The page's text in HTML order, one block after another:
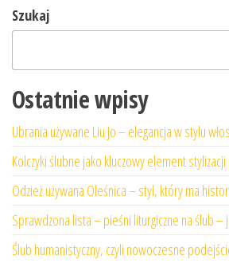
Szukaj
Ostatnie wpisy
Ubrania używane Liu Jo – elegancja w stylu
Kolczyki ślubne jako kluczowy element
Odzież używana Oleśnica – styl, który ma
Sprawdzona lista – pieśni liturgiczne na ślub –
Ślub humanistyczny, czyli nowoczesne